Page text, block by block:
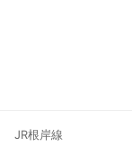
JR根岸線